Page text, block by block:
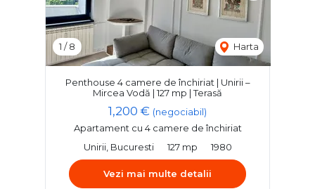
1 /8 Harta
Penthouse 4 camere de închiriat | Unirii –
Mircea Vodă | 127 mp | Terasă
1,200 € (negociabil)
Apartament cu 4 camere de închiriat
Unirii, Bucuresti
127 mp 1980
Vezi mai multe detalii